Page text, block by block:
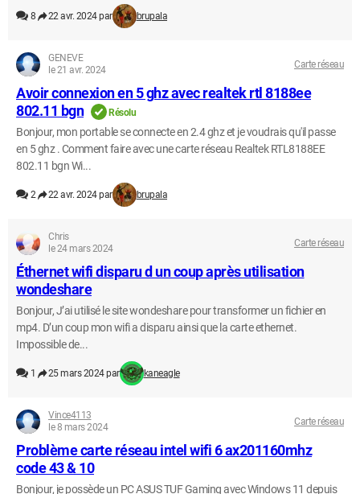
8 22 avr. 2024 par brupala
GENEVE
le 21 avr. 2024
Carte réseau
Avoir connexion en 5 ghz avec realtek rtl 8188ee
802.11 bgn
Résolu
Bonjour, mon portable se connecte en 2.4 ghz et je voudrais qu'il passe
en 5 ghz . Comment faire avec une carte réseau Realtek RTL8188EE
802.11 bgn Wi...
2 22 avr. 2024 par brupala
Chris
le 24 mars 2024
Carte réseau
Éthernet wifi disparu d un coup après utilisation
wondeshare
Bonjour, J’ai utilisé le site wondeshare pour transformer un fichier en
mp4. D’un coup mon wifi a disparu ainsi que la carte ethernet.
Impossible de...
1 25 mars 2024 par kaneagle
Vince4113
le 8 mars 2024
Carte réseau
Problème carte réseau intel wifi 6 ax201160mhz
code 43 & 10
Bonjour, je possède un PC ASUS TUF Gaming avec Windows 11 depuis